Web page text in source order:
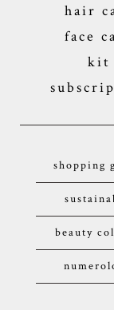
hair
face
kit
shopping
beauty